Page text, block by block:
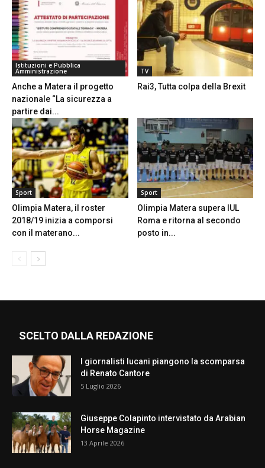
Istituzioni e Pubblica
Amministrazione
Anche a Matera il progetto
nazionale “La sicurezza a
partire dai...
TV
Rai3, Tutta colpa della Brexit
Sport
Olimpia Matera, il roster
2018/19 inizia a comporsi
con il materano...
Sport
Olimpia Matera supera IUL
Roma e ritorna al secondo
posto in...
SCELTO DALLA REDAZIONE
I giornalisti lucani piangono la scomparsa
di Renato Cantore
5 Luglio 2026
Giuseppe Colapinto intervistato da Arabian
Horse Magazine
13 Aprile 2026